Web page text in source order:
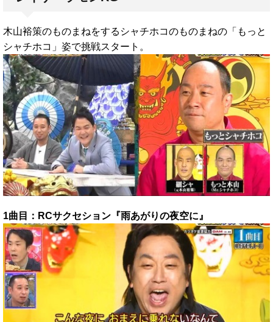
木山裕策のものまねをするシャチホコのものまねの「もっと
シャチホコ」姿で挑戦スタート。
1曲目：RCサクセション『雨あがりの夜空に』